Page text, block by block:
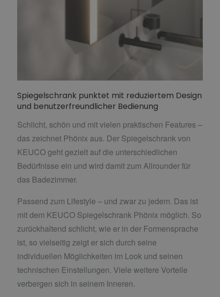
Spiegelschrank punktet mit reduziertem Design
und benutzerfreundlicher Bedienung
Schlicht, schön und mit vielen praktischen Features –
das zeichnet Phönix aus. Der Spiegelschrank von
KEUCO geht gezielt auf die unterschiedlichen
Bedürfnisse ein und wird damit zum Allrounder für
das Badezimmer.
Passend zum Lifestyle – und zwar zu jedem. Das ist
mit dem KEUCO Spiegelschrank Phönix möglich. So
zurückhaltend schlicht, wie er in der Formensprache
ist, so vielseitig zeigt er sich durch seine
individuellen Möglichkeiten im Look und seinen
technischen Einstellungen. Viele weitere Vorteile
verbergen sich in seinem Inneren.